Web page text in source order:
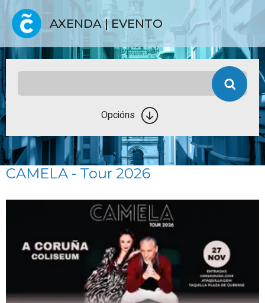
AXENDA | EVENTO
Opcións
CAMELA - Tour 2026